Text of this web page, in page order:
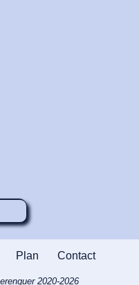
x 5
Plan Contact
2020-2026